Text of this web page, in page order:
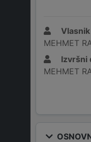
Vlasnik
MEHMET
Izvršni
MEHMET